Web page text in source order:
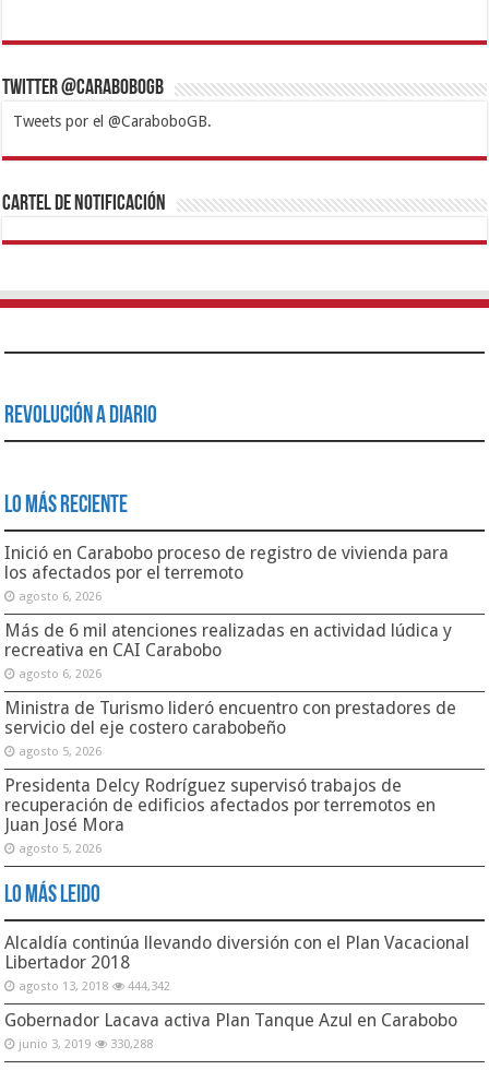
Twitter @CaraboboGB
Tweets por el @CaraboboGB.
1xbetBetturkeyBetistKralbetSupertotobetTipobetMatadorbetMariobet
https://mvbcasino.com/
Cartel de Notificación
Revolución a Diario
Lo Más Reciente
Inició en Carabobo proceso de registro de vivienda para
los afectados por el terremoto
agosto 6, 2026
Más de 6 mil atenciones realizadas en actividad lúdica y
recreativa en CAI Carabobo
agosto 6, 2026
Ministra de Turismo lideró encuentro con prestadores de
servicio del eje costero carabobeño
agosto 5, 2026
Presidenta Delcy Rodríguez supervisó trabajos de
recuperación de edificios afectados por terremotos en
Juan José Mora
agosto 5, 2026
Lo Más Leido
Alcaldía continúa llevando diversión con el Plan Vacacional
Libertador 2018
agosto 13, 2018 444,342
Gobernador Lacava activa Plan Tanque Azul en Carabobo
junio 3, 2019 330,288